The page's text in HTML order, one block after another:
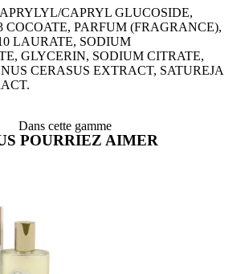
CAPRYL GLUCOSIDE,
COCOATE, PARFUM (FRAGRANCE),
LAURATE, SODIUM
GLYCERIN, SODIUM CITRATE,
CERASUS EXTRACT, SATUREJA
Dans cette gamme
POURRIEZ AIMER